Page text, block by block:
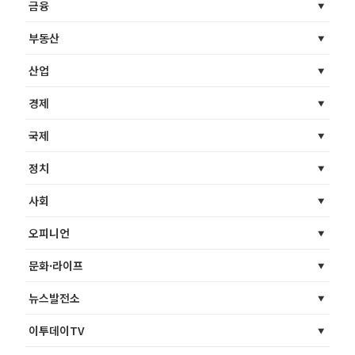
금융
부동산
산업
경제
국제
정치
사회
오피니언
문화·라이프
뉴스발전소
이투데이TV